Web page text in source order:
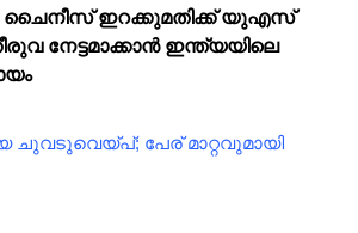
ചൈനീസ് ഇറക്കുമതിക്ക് യുഎസ്
നേട്ടമാക്കാൻ ഇന്ത്യയിലെ